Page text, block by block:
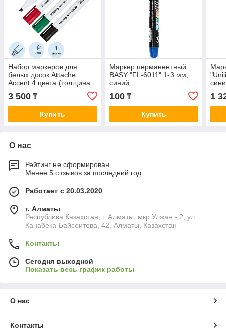
Набор маркеров для
белых досок Attache
Accent 4 цвета (толщина
линии 1-5 мм) скошенный
наконечник
3 500 ₸
Купить
Маркер перманентный
BASY "FL-6011" 1-3 мм,
синий
100₸
Купить
1
О нас
Рейтинг не сформирован
Менее 5 отзывов за последний год
Работает с 20.03.2020
г. Алматы
Республика Казахстан, г. Алматы, мкр Улжан - 2, ул.
Канабека Байсеитова, 42, Алматы, Казахстан
Контакты
Сегодня выходной
Показать весь график работы
О нас
Контакты